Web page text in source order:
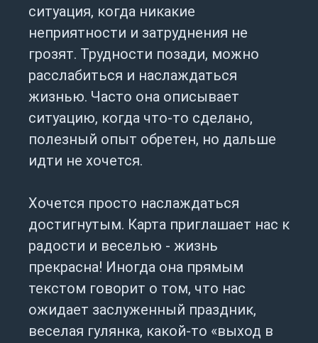
ситуация, когда никакие
неприятности и затруднения не
грозят. Трудности позади, можно
расслабиться и наслаждаться
жизнью. Часто она описывает
ситуацию, когда что-то сделано,
полезный опыт обретен, но дальше
идти не хочется.
Хочется просто наслаждаться
достигнутым. Карта приглашает нас к
радости и веселью - жизнь
прекрасна! Иногда она прямым
текстом говорит о том, что нас
ожидает заслуженный праздник,
веселая гулянка, какой-то «выход в